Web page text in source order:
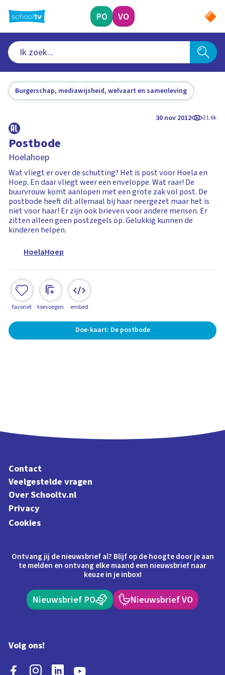
naar
hoofdinhoud
PO VO
Burgerschap, mediawijsheid, welvaart en samenleving
30 nov 2012 21.6k
Postbode
Hoelahoep
Wat vliegt er over de schutting? Het is post voor Hoela en
Hoep. En daar vliegt weer een enveloppe. Wat raar! De
buurvrouw komt aanlopen met een grote zak vol post. De
postbode heeft dit allemaal bij haar neergezet maar het is
niet voor haar! Er zijn ook brieven voor andere mensen. Er
zitten alleen geen postzegels op. Gelukkig kunnen de
kinderen helpen.
HoelaHoep
favoriet toevoegen embed
Doe-kaart: De postbode
Contact
Veelgestelde vragen
Over Schooltv.nl
Privacy
Cookies
Ontvang jij de nieuwsbrief al? Blijf op de hoogte door je aan
te melden en ontvang elke maand een nieuwsbrief naar
keuze in je inbox!
Nieuwsbrief PO Nieuwsbrief VO
Volg ons!